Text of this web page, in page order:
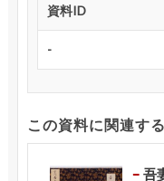
資料ID
-
この資料に関連す
吾